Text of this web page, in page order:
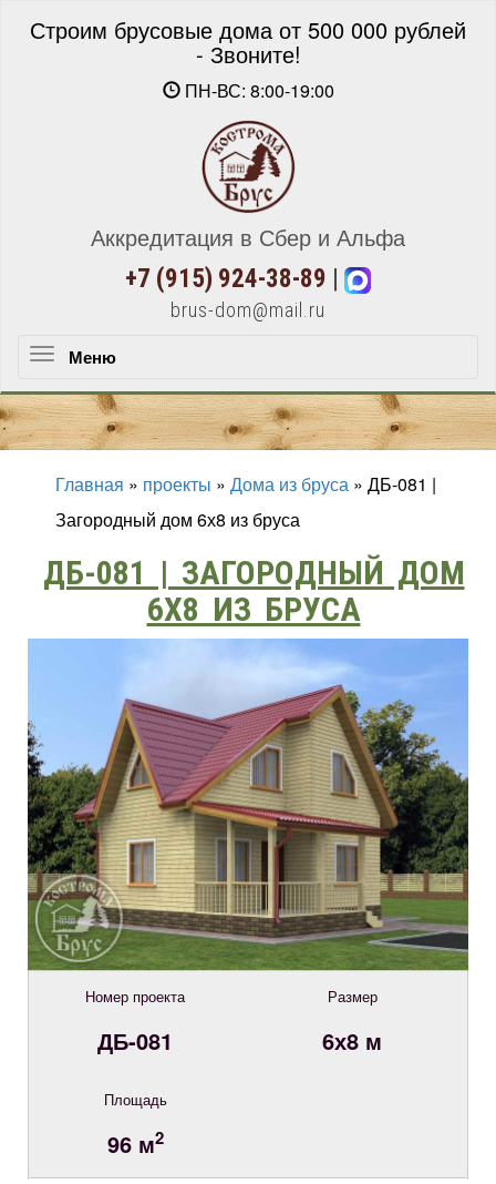
Строим брусовые дома от 500 000 рублей
- Звоните!
ПН-ВС: 8:00-19:00
Аккредитация в Сбер и Альфа
+7 (915) 924-38-89
brus-dom@mail.ru
Меню
Главная » проекты » Дома из бруса » ДБ-081 |
Загородный дом 6х8 из бруса
ДБ-081 | ЗАГОРОДНЫЙ ДОМ
6Х8 ИЗ БРУСА
Номер проекта
ДБ-081
Размер
6х8 м
Площадь
96 м2